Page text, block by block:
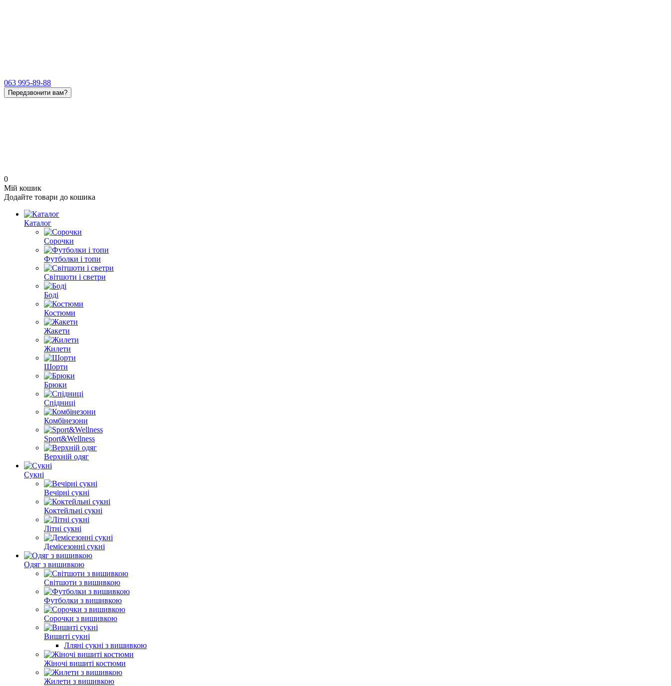
063 995-89-88
Передзвонити вам?
0
Мій кошик
Додайте товари до кошика
Каталог
Сорочки
Футболки і топи
Світшоти і светри
Боді
Костюми
Жакети
Жилети
Шорти
Брюки
Спідниці
Комбінезони
Sport&Wellness
Верхній одяг
Сукні
Вечірні сукні
Коктейльні сукні
Літні сукні
Демісезонні сукні
Одяг з вишивкою
Світшоти з вишивкою
Футболки з вишивкою
Сорочки з вишивкою
Вишиті сукні
Лляні сукні з вишивкою
Жіночі вишиті костюми
Жилети з вишивкою